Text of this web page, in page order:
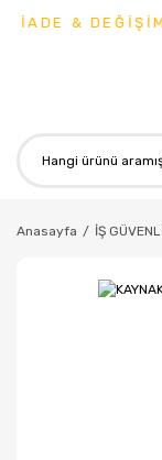
İADE & DEĞİŞİM
Anasayfa İŞ